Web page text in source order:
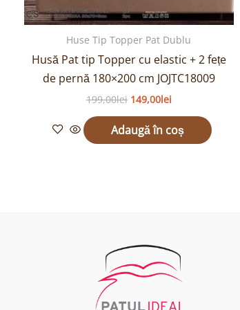
Huse Tip Topper Pat Dublu
Husă Pat tip Topper cu elastic + 2 fețe
de pernă 180×200 cm JOJTC18009
199,00lei 149,00lei
Adaugă în coș